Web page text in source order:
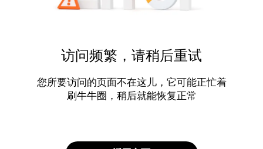
访问频繁，请稍后重试
您所要访问的页面不在这儿，它可能正忙着
刷牛牛圈，稍后就能恢复正常